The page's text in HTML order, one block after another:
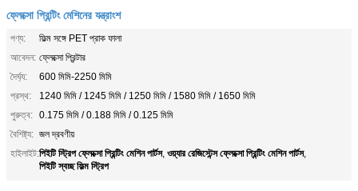
ফ্লেক্সো প্রিন্টিং মেশিনের যন্ত্রাংশ
পণ্য:
ফিল্ম সঙ্গে PET প্রাক ফালা
আবেদন: ফ্লেক্সো প্রিন্টার
দৈর্ঘ্য:
600 মিমি-2250 মিমি
প্রস্থ:
1240 মিমি / 1245 মিমি / 1250 মিমি / 1580 মিমি / 1650 মিমি
পুরুত্ব: 0.175 মিমি / 0.188 মিমি / 0.125 মিমি
বৈশিষ্ট্য: জল দ্রবণীয়
হাইলাইট:পিইটি স্ট্রিপ ফ্লেক্সো প্রিন্টিং মেশিন পার্টস, ওয়্যার রেজিস্টেন্স ফ্লেক্সো প্রিন্টিং মেশিন পার্টস,
পিইটি স্বচ্ছ ফিল্ম স্ট্রিপ